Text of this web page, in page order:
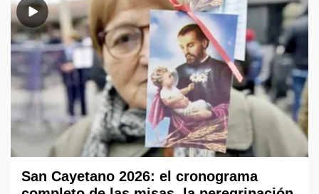
San Cayetano 2026: el cronograma